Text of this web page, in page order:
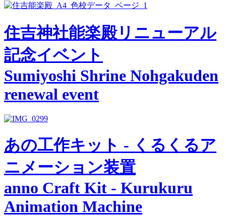
住吉神社能楽殿リニューアル
記念イベント
Sumiyoshi Shrine Nohgakuden
renewal event
あの工作キット - くるくるア
ニメーション装置
anno Craft Kit - Kurukuru
Animation Machine